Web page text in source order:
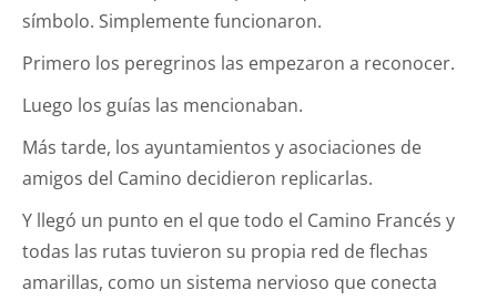
símbolo. Simplemente funcionaron.
Primero los peregrinos las empezaron a reconocer.
Luego los guías las mencionaban.
Más tarde, los ayuntamientos y asociaciones de
amigos del Camino decidieron replicarlas.
Y llegó un punto en el que todo el Camino Francés y
todas las rutas tuvieron su propia red de flechas
amarillas, como un sistema nervioso que conecta